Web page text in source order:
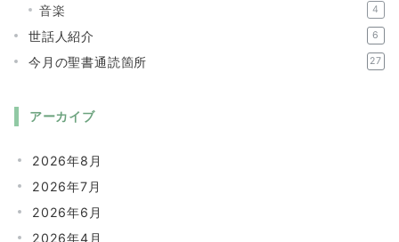
音楽 4
世話人紹介 6
今月の聖書通読箇所 27
アーカイブ
2026年8月
2026年7月
2026年6月
2026年4月